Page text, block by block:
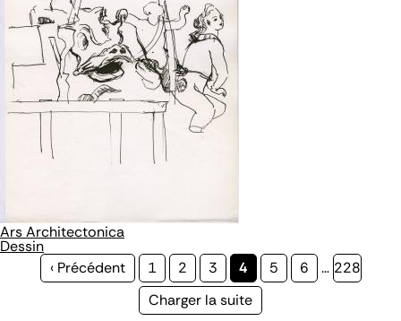
Ars Architectonica
Dessin
Page
‹ Précédent Page
1 Page
2 Page
3
Page
courante
4 Page
5 Page
6 … Page
228
Page
Charger la suite